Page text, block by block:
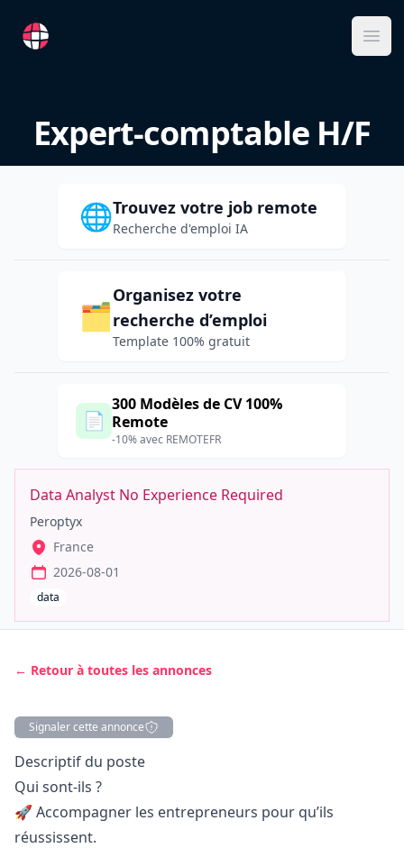
RemoteFR
Expert-comptable H/F
🌐Trouvez votre job remote
Recherche d'emploi IA
🗂️
Organisez votre
recherche d’emploi
Template 100% gratuit
📄
300 Modèles de CV 100%
Remote
-10% avec REMOTEFR
Data Analyst No Experience Required
Peroptyx
France
2026-08-01
data
← Retour à toutes les annonces
Signaler cette annonce
Description
Descriptif du poste
Qui sont-ils ?
🚀 Accompagner les entrepreneurs pour qu’ils
réussissent.